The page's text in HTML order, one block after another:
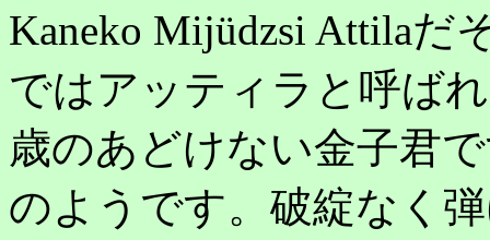
Kaneko Mijüdzsi Attilaだ
ではアッティラと呼ば
歳のあどけない金子君
のようです。破綻なく